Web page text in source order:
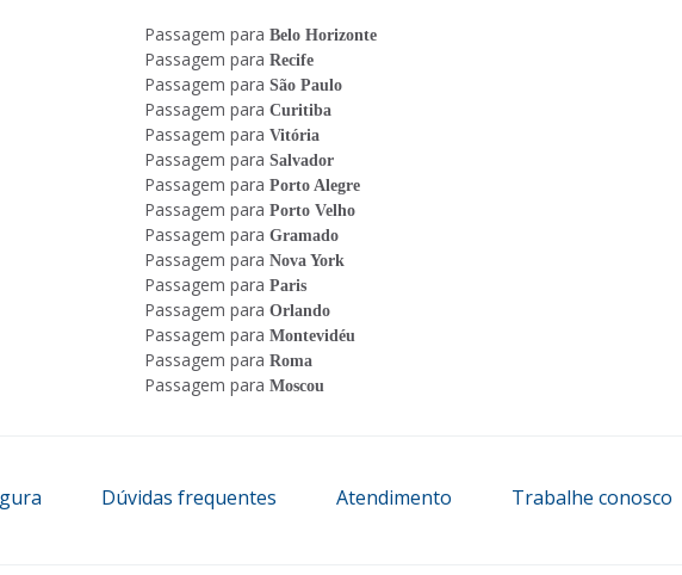
Passagem para Belo Horizonte
Passagem para Recife
Passagem para São Paulo
Passagem para Curitiba
Passagem para Vitória
Passagem para Salvador
Passagem para Porto Alegre
Passagem para Porto Velho
Passagem para Gramado
Passagem para Nova York
Passagem para Paris
Passagem para Orlando
Passagem para Montevidéu
Passagem para Roma
Passagem para Moscou
Dúvidas frequentes Atendimento Trabalhe conosco